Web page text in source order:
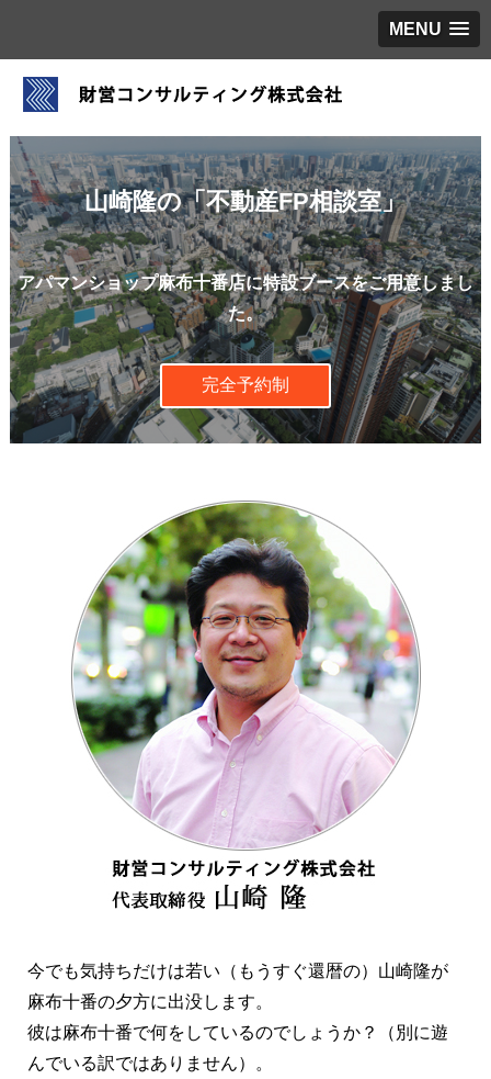
MENU
山崎隆の「不動産FP相談室」
アパマンショップ麻布十番店に特設ブースをご用意しまし
た。
完全予約制
今でも気持ちだけは若い（もうすぐ還暦の）山崎隆が
麻布十番の夕方に出没します。
彼は麻布十番で何をしているのでしょうか？（別に遊
んでいる訳ではありません）。